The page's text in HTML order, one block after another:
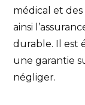
médical et des
ainsi
durable. Il est
une garantie
négliger.